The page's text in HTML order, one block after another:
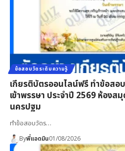
ข้อสอบวัดระดับความรู้
เกียรติบัตรออนไลน์ฟรี ทำข้อสอ
เข้าพรรษา ประจำปี 2569 ห้องส
นครปฐม
ทำข้อสอบวัดร…
Byพี่แอดมิน01/08/2026